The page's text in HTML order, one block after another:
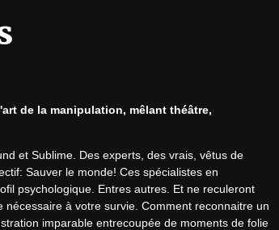
de la manipulation, mêlant théâtre,
et Sublime. Des experts, des vrais, vêtus de
Sauver le monde! Ces spécialistes en
psychologique. Entres autres. Et ne reculeront
à votre survie. Comment reconnaitre un
imparable entrecoupée de moments de folie